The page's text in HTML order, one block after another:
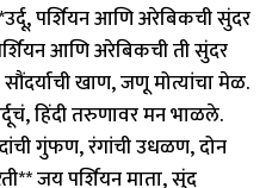
पर्शियन आणि अरेबिकची सुंदर
आणि अरेबिकची ती सुंदर
खाण, जणू मोत्यांचा मेळ.
हिंदी तरुणावर मन भाळले.
गुंफण, रंगांची उधळण, दोन
जय पर्शियन माता, सुंद